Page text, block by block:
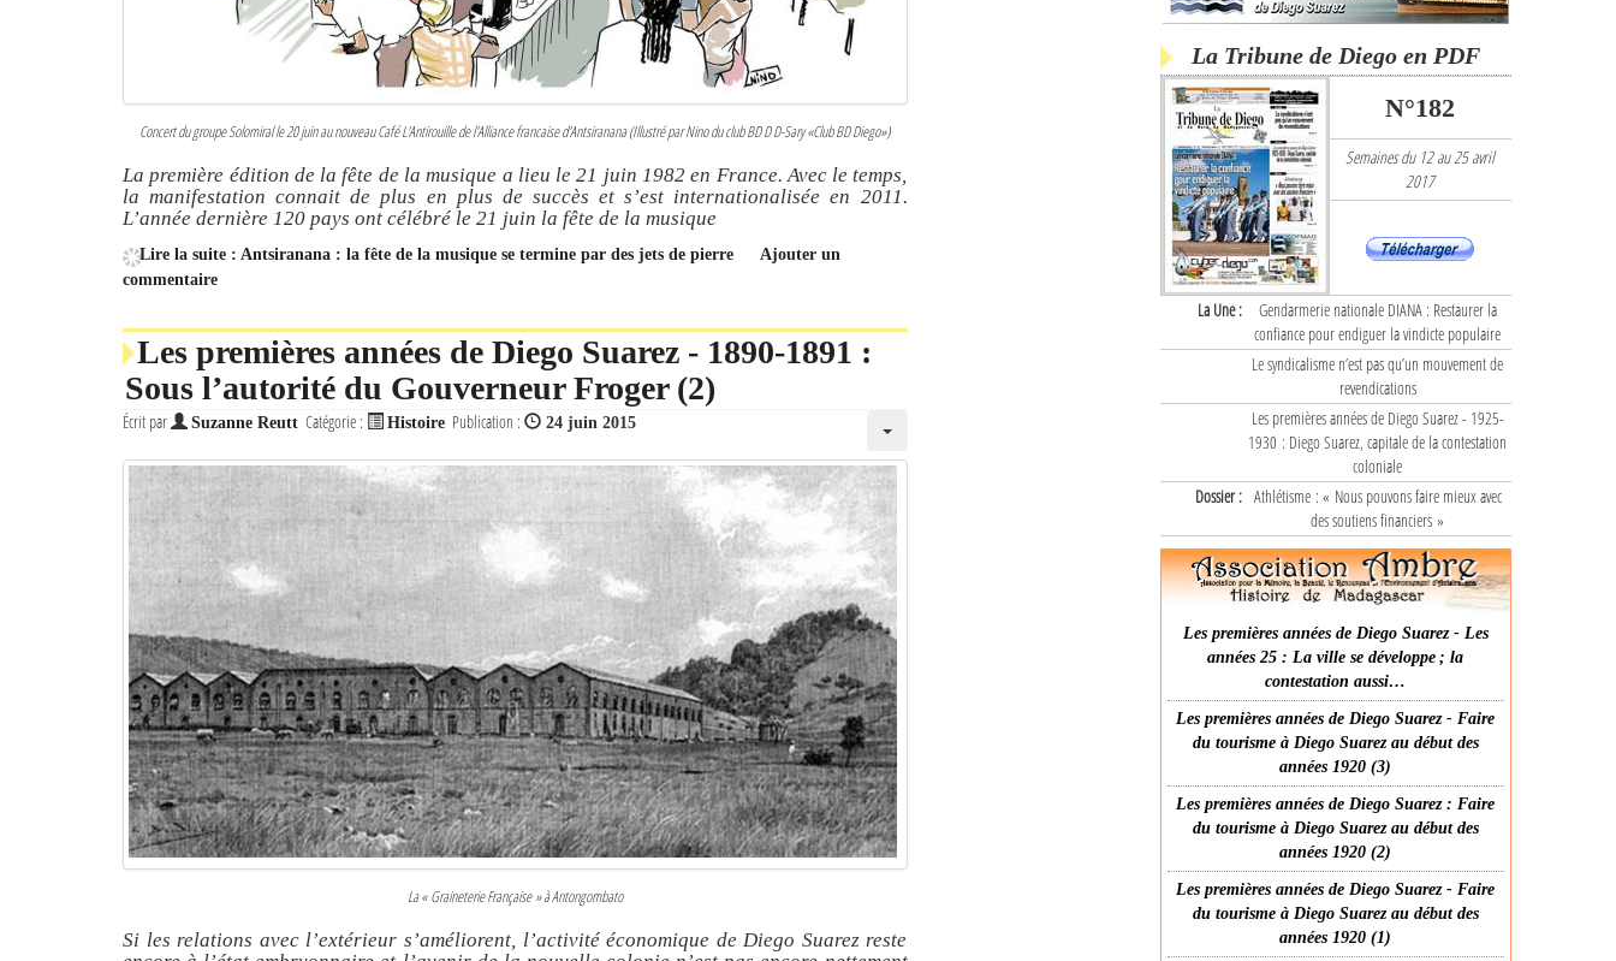
Concert du groupe Solomiral le 20 juin au nouveau Café L'Antirouille de l'Alliance francaise d'Antsiranana (Illustré par Nino du club BD D D-Sary «Club BD Diego»)
La première édition de la fête de la musique a lieu le 21 juin 1982 en France. Avec le temps,
la manifestation connait de plus en plus de succès et s’est internationalisée en 2011.
L’année dernière 120 pays ont célébré le 21 juin la fête de la musique
Lire la suite : Antsiranana : la fête de la musique se termine par des jets de pierre
Ajouter un
commentaire
Les premières années de Diego Suarez - 1890-1891 :
Sous l’autorité du Gouverneur Froger (2)
Écrit par Suzanne Reutt Catégorie : Histoire Publication : 24 juin 2015
La « Graineterie Française » à Antongombato
Si les relations avec l’extérieur s’améliorent, l’activité économique de Diego Suarez reste
La Tribune de Diego en PDF
N°182
Semaines du 12 au 25 avril
2017
La Une :
Gendarmerie nationale DIANA : Restaurer la
confiance pour endiguer la vindicte populaire
Le syndicalisme n’est pas qu’un mouvement de
revendications
Les premières années de Diego Suarez - 1925-
1930 : Diego Suarez, capitale de la contestation
coloniale
Dossier : Athlétisme : « Nous pouvons faire mieux avec
des soutiens financiers »
Les premières années de Diego Suarez - Les
années 25 : La ville se développe ; la
contestation aussi…
Les premières années de Diego Suarez - Faire
du tourisme à Diego Suarez au début des
années 1920 (3)
Les premières années de Diego Suarez : Faire
du tourisme à Diego Suarez au début des
années 1920 (2)
Les premières années de Diego Suarez - Faire
du tourisme à Diego Suarez au début des
années 1920 (1)